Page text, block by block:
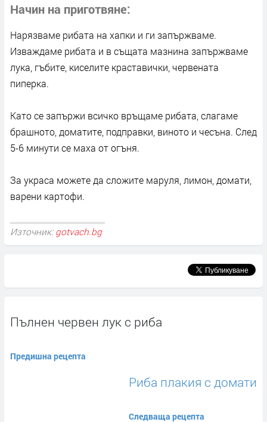
Начин на приготвяне
Нарязваме рибата на хапки и ги запържваме.
Изваждаме рибата и в същата мазнина запържваме
лука, гъбите, киселите краставички, червената
пиперка.
Като се запържи всичко връщаме рибата, слагаме
брашното, доматите, подправки, виното и чесъна. След
5-6 минути се маха от огъня.
За украса можете да сложите маруля, лимон, домати,
варени картофи.
Източник: gotvach.bg
Пълнен червен лук с риба
Предишна рецепта
Риба плакия с домати
Следваща рецепта